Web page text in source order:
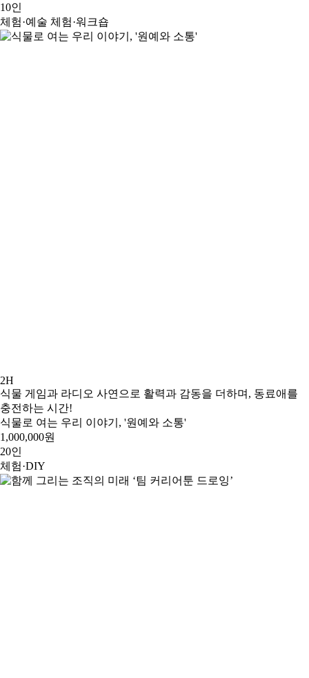
10인
체험·예술 체험·워크숍
2H
식물 게임과 라디오 사연으로 활력과 감동을 더하며, 동료애를
충전하는 시간!
식물로 여는 우리 이야기, '원예와 소통'
1,000,000원
20인
체험·DIY